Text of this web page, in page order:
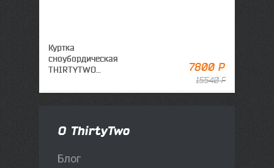
Куртка
сноубордическая
THIRTYTWO
15540 Р
7800 Р
О ThirtyTwo
Блог